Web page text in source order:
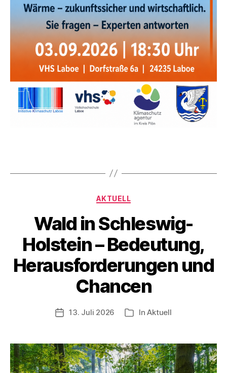
Kategorien
AKTUELL
Wald in Schleswig-
Holstein – Bedeutung,
Herausforderungen und
Chancen
Veröffentlichungsdatum
13. Juli 2026 Kategorien
InAktuell